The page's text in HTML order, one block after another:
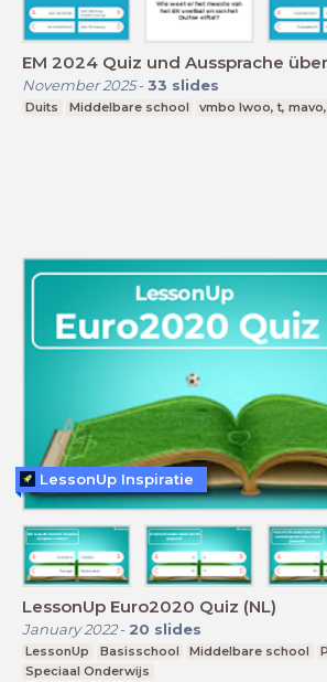
EM 2024 Quiz und Aussprache
November 2025- 33 slides
Duits Middelbare school vmbo lwoo, t,
LessonUp Euro2020 Quiz (NL)
January 2022- 20 slides
LessonUp Basisschool Middelbare school
Speciaal Onderwijs
LessonUp Inspiratie